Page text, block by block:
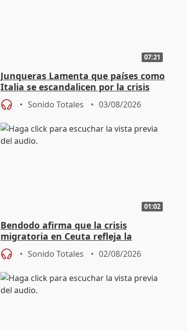
07:21
Junqueras Lamenta que países como
Italia se escandalicen por la crisis
migratoria
Sonido Totales 03/08/2026
01:02
Bendodo afirma que la crisis
migratoria en Ceuta refleja la
"extrema debilidad" del Gobierno
Sonido Totales 02/08/2026